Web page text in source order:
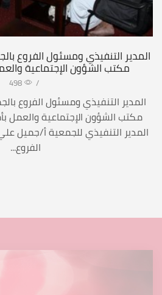
المدير التنفيذي ومسئول الفروع
مكتب الشؤون الإجتماعية
/
498
المدير التنفيذي ومسئول الفروع
مكتب الشؤون الإجتماعية والعمل
المدير التنفيذي للجمعية أ/جميل
الفروع...